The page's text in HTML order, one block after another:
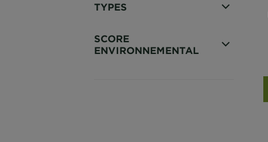
TYPES
SCORE
ENVIRONNEMENTAL